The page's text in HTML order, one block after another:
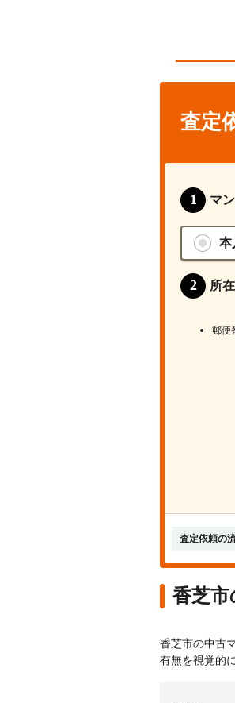
査定
マ
本
所
郵便
査定依頼の
香芝
香芝市の中古
有無を視覚的